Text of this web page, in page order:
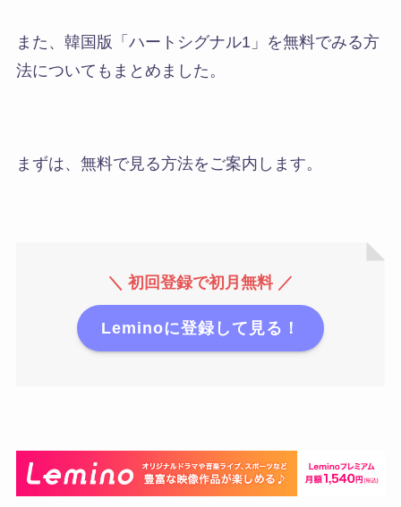
また、 韓国版「ハートシグナル1」を無料でみる方
法についてもまとめました。
まずは、無料で見る方法をご案内します。
＼ 初回登録で初月無料 ／
Leminoに登録して見る！